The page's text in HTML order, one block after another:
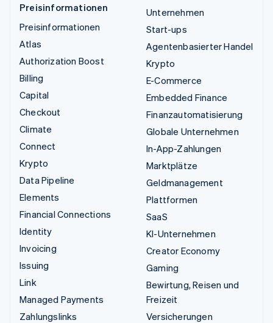
Preisinformationen
Preisinformationen
Atlas
Authorization Boost
Billing
Capital
Checkout
Climate
Connect
Krypto
Data Pipeline
Elements
Financial Connections
Identity
Invoicing
Issuing
Link
Managed Payments
Zahlungslinks
Unternehmen
Start-ups
Agentenbasierter Handel
Krypto
E-Commerce
Embedded Finance
Finanzautomatisierung
Globale Unternehmen
In-App-Zahlungen
Marktplätze
Geldmanagement
Plattformen
SaaS
KI-Unternehmen
Creator Economy
Gaming
Bewirtung, Reisen und
Freizeit
Versicherungen